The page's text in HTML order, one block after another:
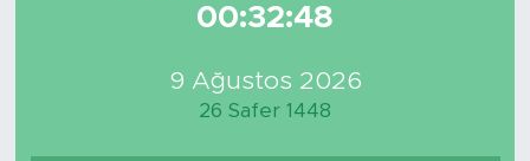
00:32:48
9 Ağustos 2026
26 Safer 1448